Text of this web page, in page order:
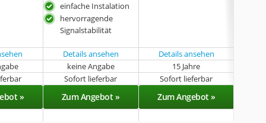
einfache Instalation
hervorragende
Signalstabilität
Details ansehen
Details ansehen
keine Angabe 15 Jahre
Sofort lieferbar Sofort lieferbar
» Zum Angebot » Zum Angebot »